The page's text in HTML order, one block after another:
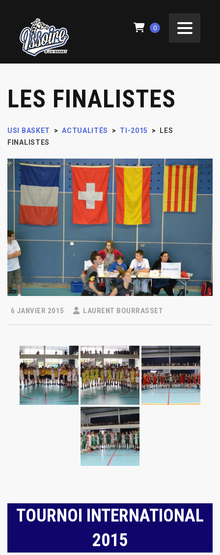
0
LES FINALISTES
USI BASKET > ACTUALITÉS > TI-2015 >
LES
FINALISTES
6 JANVIER 2015 LAURENT BOURRASSET
TOURNOI INTERNATIONAL
2015